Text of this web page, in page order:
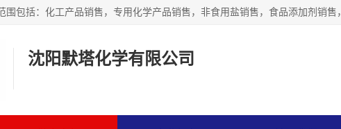
沈阳默塔化学有限公司